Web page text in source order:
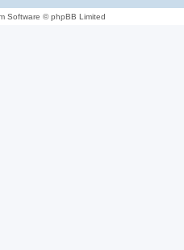
Software © phpBB Limited